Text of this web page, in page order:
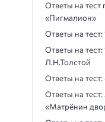
Ответы на
«Пигмалион»
Ответы на
Ответы на
Л.Н.Толстой
Ответы на
Ответы на
«Матрёнин